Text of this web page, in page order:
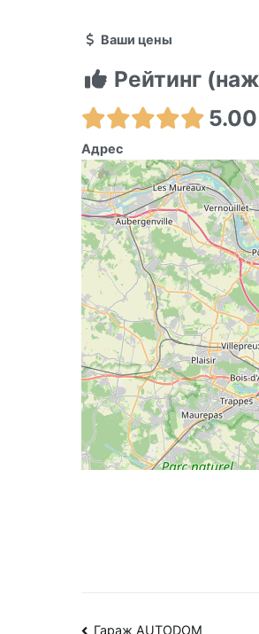
Ваши цены
Рейтинг
5.00
Адрес
Гараж AUTODOM